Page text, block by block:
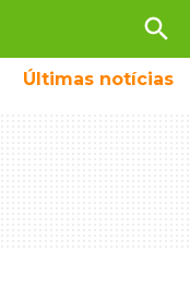
search
Últimas notícias